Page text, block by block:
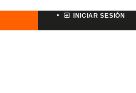
INICIAR SESIÓN
ARMAS DE
MIRAS